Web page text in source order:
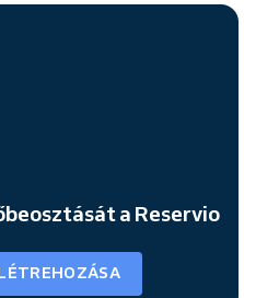
a Reservio